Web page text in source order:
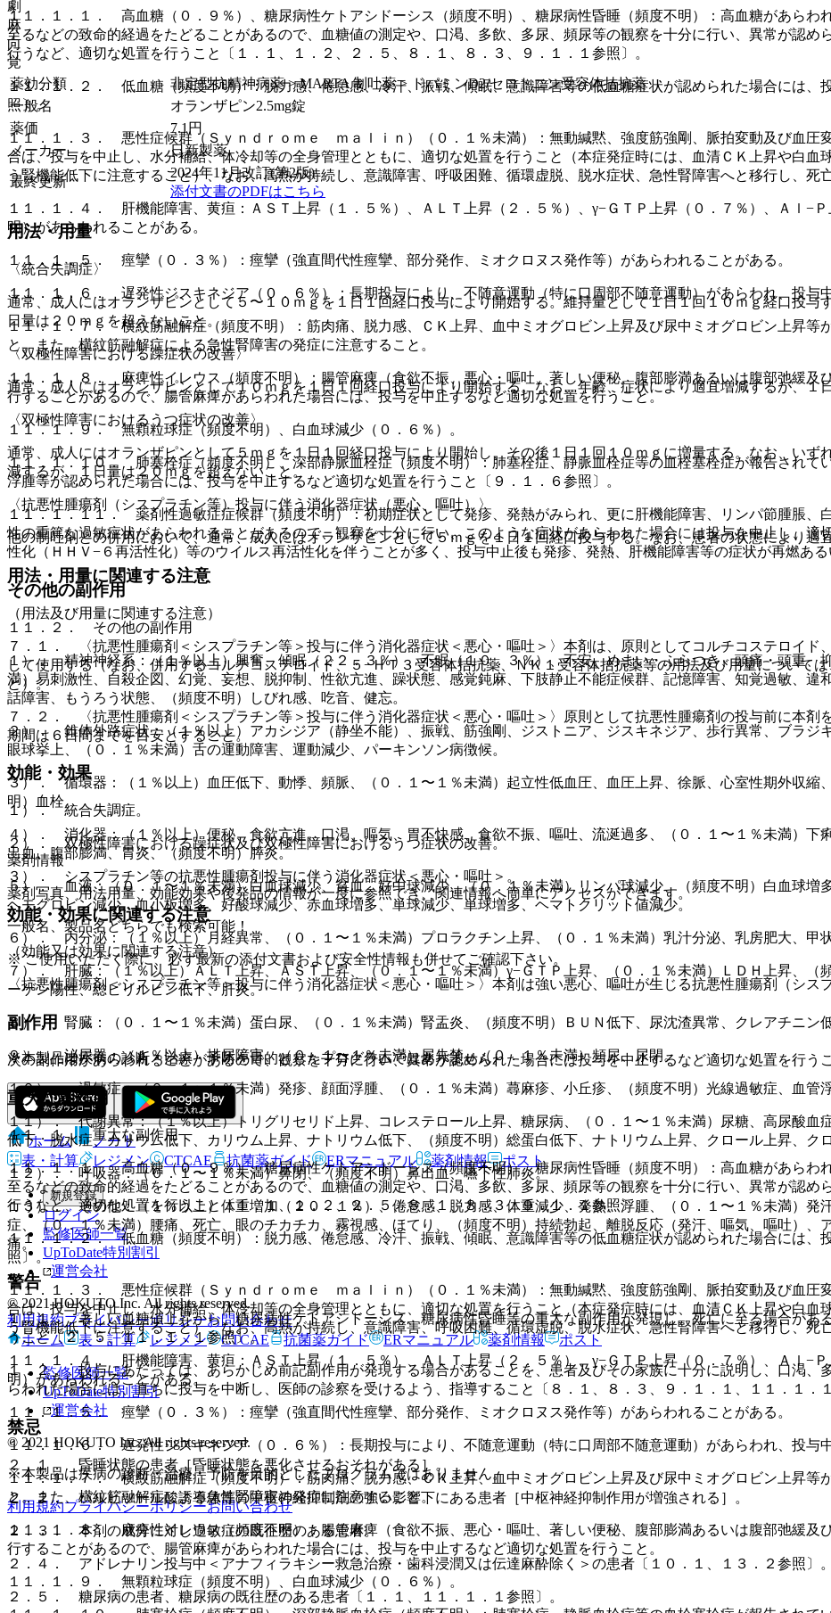
１１．１．１． 高血糖（０．９％）、糖尿病性ケトアシドーシス（頻度不明）、糖尿病性昏睡（頻度不明）：高血糖があらわ
至るなどの致命的経過をたどることがあるので、血糖値の測定や、口渇、多飲、多尿、頻尿等の観察を十分に行い、異常が認
行うなど、適切な処置を行うこと〔１．１、１．２、２．５、８．１、８．３、９．１．１参照〕。
１１．１．２． 低血糖（頻度不明）：脱力感、倦怠感、冷汗、振戦、傾眠、意識障害等の低血糖症状が認められた場合には、
照〕。
１１．１．３． 悪性症候群（Ｓｙｎｄｒｏｍｅ ｍａｌｉｎ）（０．１％未満）：無動緘黙、強度筋強剛、脈拍変動及び血圧
合は、投与を中止し、水分補給、体冷却等の全身管理とともに、適切な処置を行うこと（本症発症時には、血清ＣＫ上昇や白
う腎機能低下に注意すること）、なお、高熱が持続し、意識障害、呼吸困難、循環虚脱、脱水症状、急性腎障害へと移行し、死
１１．１．４． 肝機能障害、黄疸：ＡＳＴ上昇（１．５％）、ＡＬＴ上昇（２．５％）、γ−ＧＴＰ上昇（０．７％）、Ａｌ−
明）があらわれることがある。
１１．１．５． 痙攣（０．３％）：痙攣（強直間代性痙攣、部分発作、ミオクロヌス発作等）があらわれることがある。
１１．１．６． 遅発性ジスキネジア（０．６％）：長期投与により、不随意運動（特に口周部不随意運動）があらわれ、投与
１１．１．７． 横紋筋融解症（頻度不明）：筋肉痛、脱力感、ＣＫ上昇、血中ミオグロビン上昇及び尿中ミオグロビン上昇等
と。また、横紋筋融解症による急性腎障害の発症に注意すること。
１１．１．８． 麻痺性イレウス（頻度不明）：腸管麻痺（食欲不振、悪心・嘔吐、著しい便秘、腹部膨満あるいは腹部弛緩及
行することがあるので、腸管麻痺があらわれた場合には、投与を中止するなど適切な処置を行うこと。
１１．１．９． 無顆粒球症（頻度不明）、白血球減少（０．６％）。
１１．１．１０． 肺塞栓症（頻度不明）、深部静脈血栓症（頻度不明）：肺塞栓症、静脈血栓症等の血栓塞栓症が報告されて
浮腫等が認められた場合には、投与を中止するなど適切な処置を行うこと〔９．１．６参照〕。
１１．１．１１． 薬剤性過敏症症候群（頻度不明）：初期症状として発疹、発熱がみられ、更に肝機能障害、リンパ節腫脹、
性の重篤な過敏症状があらわれることがあるので、観察を十分に行い、このような症状があらわれた場合には投与を中止し、
性化（ＨＨＶ−６再活性化）等のウイルス再活性化を伴うことが多く、投与中止後も発疹、発熱、肝機能障害等の症状が再燃あ
その他の副作用
１１．２． その他の副作用
１）． 精神神経系：（１％以上）興奮、傾眠（２２．３％）、不眠（１０．３％）、不安、めまい・ふらつき、頭痛・頭重、
満）易刺激性、自殺企図、幻覚、妄想、脱抑制、性欲亢進、躁状態、感覚鈍麻、下肢静止不能症候群、記憶障害、知覚過敏、
話障害、もうろう状態、（頻度不明）しびれ感、吃音、健忘。
２）． 錐体外路症状：（１％以上）アカシジア（静坐不能）、振戦、筋強剛、ジストニア、ジスキネジア、歩行異常、ブラジ
眼球挙上、（０．１％未満）舌の運動障害、運動減少、パーキンソン病徴候。
３）． 循環器：（１％以上）血圧低下、動悸、頻脈、（０．１〜１％未満）起立性低血圧、血圧上昇、徐脈、心室性期外収縮
明）血栓。
４）． 消化器：（１％以上）便秘、食欲亢進、口渇、嘔気、胃不快感、食欲不振、嘔吐、流涎過多、（０．１〜１％未満）下
出血、腹部膨満、胃炎、（頻度不明）膵炎。
５）． 血液：（０．１〜１％未満）白血球減少、貧血、好中球減少、（０．１％未満）リンパ球減少、（頻度不明）白血球増
ヘモグロビン減少、血小板増多、好酸球減少、赤血球増多、単球減少、単球増多、ヘマトクリット値減少。
６）． 内分泌：（１％以上）月経異常、（０．１〜１％未満）プロラクチン上昇、（０．１％未満）乳汁分泌、乳房肥大、甲
７）． 肝臓：（１％以上）ＡＬＴ上昇、ＡＳＴ上昇、（０．１〜１％未満）γ−ＧＴＰ上昇、（０．１％未満）ＬＤＨ上昇、（
ーゲン陽性、総ビリルビン低下、肝炎。
８）． 腎臓：（０．１〜１％未満）蛋白尿、（０．１％未満）腎盂炎、（頻度不明）ＢＵＮ低下、尿沈渣異常、クレアチニン
９）． 泌尿器：（１％以上）排尿障害、（０．１〜１％未満）尿失禁、（０．１％未満）頻尿、尿閉。
１０）． 過敏症：（０．１〜１％未満）発疹、顔面浮腫、（０．１％未満）蕁麻疹、小丘疹、（頻度不明）光線過敏症、血管
１１）． 代謝異常：（１％以上）トリグリセリド上昇、コレステロール上昇、糖尿病、（０．１〜１％未満）尿糖、高尿酸血
低下、脱水症、カリウム低下、カリウム上昇、ナトリウム低下、（頻度不明）総蛋白低下、ナトリウム上昇、クロール上昇、ク
１２）． 呼吸器：（０．１〜１％未満）鼻閉、（頻度不明）鼻出血、嚥下性肺炎。
１３）． その他：（１％以上）体重増加（２０．１％）、倦怠感、脱力感、体重減少、発熱、浮腫、（０．１〜１％未満）発
症、（０．１％未満）腰痛、死亡、眼のチカチカ、霧視感、ほてり、（頻度不明）持続勃起、離脱反応（発汗、嘔気、嘔吐）、
痛。
警告
１．１． 著しい血糖値上昇から、糖尿病性ケトアシドーシス、糖尿病性昏睡等の重大な副作用が発現し、死亡に至る場合があ
うこと〔２．５、１１．１．１参照〕。
１．２． 投与にあたっては、あらかじめ前記副作用が発現する場合があることを、患者及びその家族に十分に説明し、口渇、
らわれた場合には、直ちに投与を中断し、医師の診察を受けるよう、指導すること〔８．１、８．３、９．１．１、１１．１．
禁忌
２．１． 昏睡状態の患者［昏睡状態を悪化させるおそれがある］。
２．２． バルビツール酸誘導体等の中枢神経抑制剤の強い影響下にある患者［中枢神経抑制作用が増強される］。
２．３． 本剤の成分に対し過敏症の既往歴のある患者。
２．４． アドレナリン投与中＜アナフィラキシー救急治療・歯科浸潤又は伝達麻酔除く＞の患者〔１０．１、１３．２参照〕。
２．５． 糖尿病の患者、糖尿病の既往歴のある患者〔１．１、１１．１．１参照〕。
劇
麻
向
覚
薬効分類
非定型抗精神病薬 > MARTA 制吐薬 > ドパミンD2/セロトニン受容体拮抗薬
一般名
オランザピン2.5mg錠
薬価
7.1円
メーカー
日新製薬
最終更新
2024年11月改訂(第2版)
添付文書のPDFはこちら
用法・用量
〈統合失調症〉
通常、成人にはオランザピンとして５〜１０ｍｇを１日１回経口投与により開始する。維持量として１日１回１０ｍｇ経口投与
日量は２０ｍｇを超えないこと。
〈双極性障害における躁症状の改善〉
通常、成人にはオランザピンとして１０ｍｇを１日１回経口投与により開始する。なお、年齢、症状により適宜増減するが、１
〈双極性障害におけるうつ症状の改善〉
通常、成人にはオランザピンとして５ｍｇを１日１回経口投与により開始し、その後１日１回１０ｍｇに増量する。なお、い
減するが、１日量は２０ｍｇを超えないこと。
〈抗悪性腫瘍剤（シスプラチン等）投与に伴う消化器症状（悪心、嘔吐）〉
他の制吐剤との併用において、通常、成人にはオランザピンとして５ｍｇを１日１回経口投与する。なお、患者の状態により適
用法・用量に関連する注意
（用法及び用量に関連する注意）
７．１． 〈抗悪性腫瘍剤＜シスプラチン等＞投与に伴う消化器症状＜悪心・嘔吐＞〉本剤は、原則としてコルチコステロイド
して使用する（なお、併用するコルチコステロイド、５−ＨＴ３受容体拮抗薬、ＮＫ１受容体拮抗薬等の用法及び用量について
と）。
７．２． 〈抗悪性腫瘍剤＜シスプラチン等＞投与に伴う消化器症状＜悪心・嘔吐＞〉原則として抗悪性腫瘍剤の投与前に本剤
期間は６日間までを目安とすること。
効能・効果
１）． 統合失調症。
２）． 双極性障害における躁症状及び双極性障害におけるうつ症状の改善。
３）． シスプラチン等の抗悪性腫瘍剤投与に伴う消化器症状＜悪心・嘔吐＞。
効能・効果に関連する注意
（効能又は効果に関連する注意）
〈抗悪性腫瘍剤＜シスプラチン等＞投与に伴う消化器症状＜悪心・嘔吐＞〉本剤は強い悪心、嘔吐が生じる抗悪性腫瘍剤（シス
副作用
次の副作用があらわれることがあるので、観察を十分に行い、異常が認められた場合には投与を中止するなど適切な処置を行うこ
重大な副作用
１１．１． 重大な副作用
１１．１．１． 高血糖（０．９％）、糖尿病性ケトアシドーシス（頻度不明）、糖尿病性昏睡（頻度不明）：高血糖があらわ
至るなどの致命的経過をたどることがあるので、血糖値の測定や、口渇、多飲、多尿、頻尿等の観察を十分に行い、異常が認
行うなど、適切な処置を行うこと〔１．１、１．２、２．５、８．１、８．３、９．１．１参照〕。
１１．１．２． 低血糖（頻度不明）：脱力感、倦怠感、冷汗、振戦、傾眠、意識障害等の低血糖症状が認められた場合には、
照〕。
１１．１．３． 悪性症候群（Ｓｙｎｄｒｏｍｅ ｍａｌｉｎ）（０．１％未満）：無動緘黙、強度筋強剛、脈拍変動及び血圧
合は、投与を中止し、水分補給、体冷却等の全身管理とともに、適切な処置を行うこと（本症発症時には、血清ＣＫ上昇や白
う腎機能低下に注意すること）、なお、高熱が持続し、意識障害、呼吸困難、循環虚脱、脱水症状、急性腎障害へと移行し、死
１１．１．４． 肝機能障害、黄疸：ＡＳＴ上昇（１．５％）、ＡＬＴ上昇（２．５％）、γ−ＧＴＰ上昇（０．７％）、Ａｌ−
明）があらわれることがある。
１１．１．５． 痙攣（０．３％）：痙攣（強直間代性痙攣、部分発作、ミオクロヌス発作等）があらわれることがある。
１１．１．６． 遅発性ジスキネジア（０．６％）：長期投与により、不随意運動（特に口周部不随意運動）があらわれ、投与
１１．１．７． 横紋筋融解症（頻度不明）：筋肉痛、脱力感、ＣＫ上昇、血中ミオグロビン上昇及び尿中ミオグロビン上昇等
と。また、横紋筋融解症による急性腎障害の発症に注意すること。
１１．１．８． 麻痺性イレウス（頻度不明）：腸管麻痺（食欲不振、悪心・嘔吐、著しい便秘、腹部膨満あるいは腹部弛緩及
行することがあるので、腸管麻痺があらわれた場合には、投与を中止するなど適切な処置を行うこと。
１１．１．９． 無顆粒球症（頻度不明）、白血球減少（０．６％）。
薬剤情報
薬剤写真、用法用量、効能効果や後発品の情報が一度に参照でき、関連情報へ簡単にアクセスができます。
一般名、製品名どちらでも検索可能！
※ ご使用いただく際に、必ず最新の添付文書および安全性情報も併せてご確認下さい。
※本製品は疾病の診断・治療・予防を目的としたプログラムではありません。
ホーム
ノート
表・計算
レジメン CTCAE 抗菌薬ガイド ERマニュアル 薬剤情報 ポスト
新規登録
ログイン
監修医師一覧
UpToDate特別割引
運営会社
© 2021 HOKUTO Inc. All rights reserved.
利用規約プライバシーポリシーお問い合わせ
ホーム
表・計算 レジメン CTCAE 抗菌薬ガイド ERマニュアル 薬剤情報 ポスト
監修医師一覧
UpToDate特別割引
運営会社
© 2021 HOKUTO Inc. All rights reserved.
※本製品は疾病の診断・治療・予防を目的としたプログラムではありません。
利用規約プライバシーポリシーお問い合わせ